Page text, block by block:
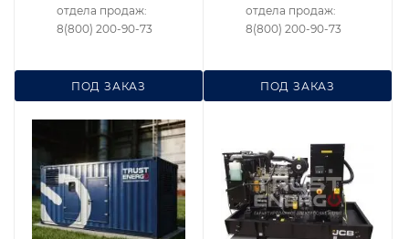
ПОД ЗАКАЗ
отдела продаж:
8(800) 200-90-73
ПОД ЗАКАЗ
отдела продаж:
8(800) 200-90-73